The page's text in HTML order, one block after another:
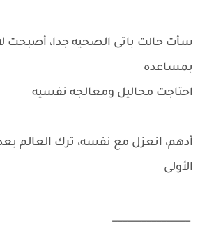
سأت حالت باتى الصحيه جدا، أصبحت لا
بمساعده
احتاجت محاليل ومعالجه نفسيه
أدهم، انعزل مع نفسه، ترك العالم
الأولى
________________